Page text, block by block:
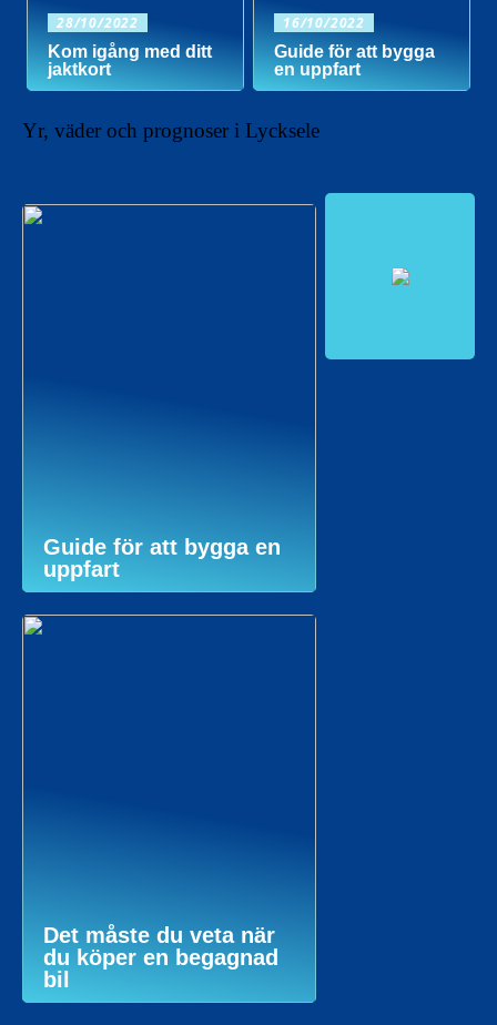
28/10/2022
Kom igång med ditt
jaktkort
16/10/2022
Guide för att bygga
en uppfart
Yr, väder och prognoser i Lycksele
Guide för att bygga en
uppfart
Det måste du veta när
du köper en begagnad
bil